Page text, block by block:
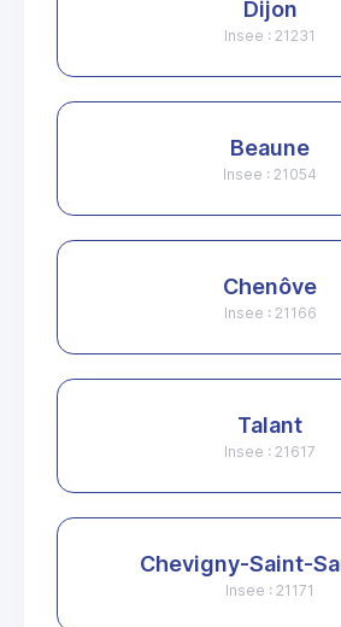
Dijon
Insee : 21231
Beaune
Insee : 21054
Chenôve
Insee : 21166
Talant
Insee : 21617
Chevigny-Saint-
Insee : 21171